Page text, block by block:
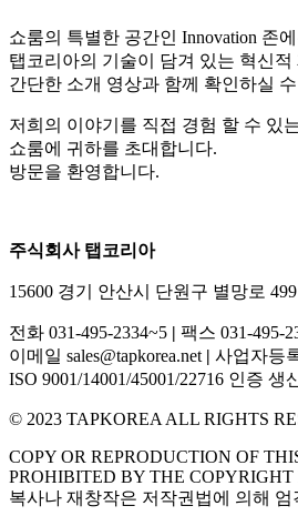
쇼룸의 특별한 공간인 Innovation 존
탭코리아의 기술이 담겨 있는 혁신
간단한 소개 영상과 함께 확인하실
저희의 이야기를 직접 경험 할 수 있
쇼룸에 귀하를 초대합니다.
방문을 환영합니다.
주식회사 탭코리아
15600 경기 안산시 단원구 별망로
전화 031-495-2334~5 | 팩스 031-495-
이메일 sales@tapkorea.net | 사업자등
ISO 9001/14001/45001/22716 인증 생
© 2023 TAPKOREA ALL RIGHTS
COPY OR REPRODUCTION OF
PROHIBITED BY THE COPYRIGHT
복사나 재창작은 저작권법에 의해 엄